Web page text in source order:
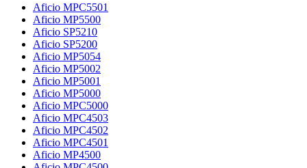
Aficio MPC5501
Aficio MP5500
Aficio SP5210
Aficio SP5200
Aficio MP5054
Aficio MP5002
Aficio MP5001
Aficio MP5000
Aficio MPC5000
Aficio MPC4503
Aficio MPC4502
Aficio MPC4501
Aficio MP4500